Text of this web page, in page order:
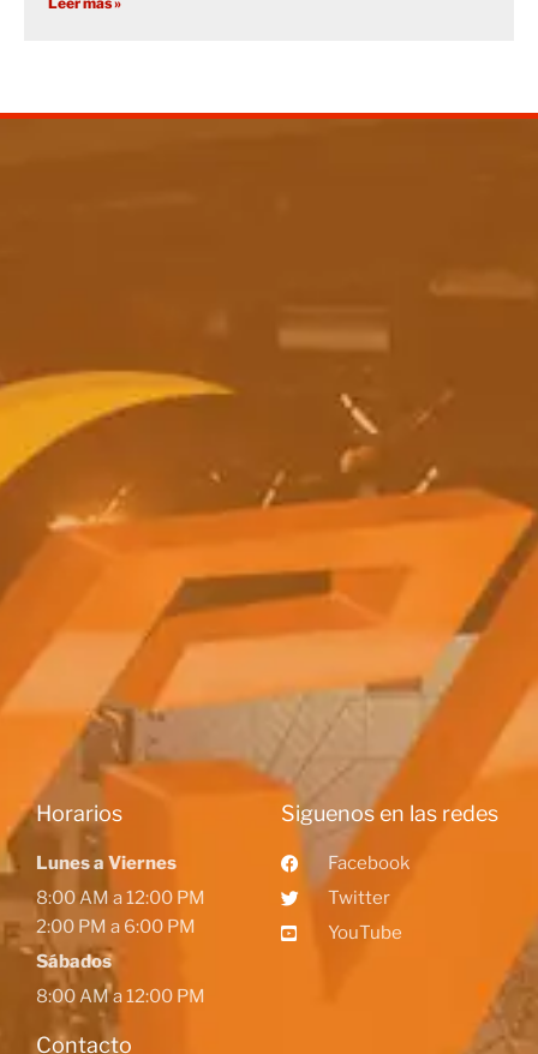
Horarios
Lunes a Viernes
8:00 AM a 12:00 PM
2:00 PM a 6:00 PM
Sábados
8:00 AM a 12:00 PM
Contacto
Siguenos en las redes
Facebook
Twitter
YouTube